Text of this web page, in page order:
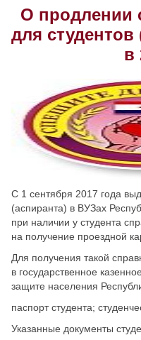
О продлении
для студентов
в
С 1 сентября 2017 года
(аспиранта) в ВУЗах
при наличии у студента
на получение проездной
Для получения такой
в государственное
защите населения
паспорт студента;
Указанные документы